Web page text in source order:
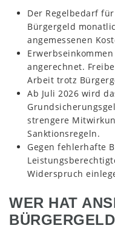
Der Regelbedarf
Bürgergeld
angemessenen
angerechnet.
Arbeit trotz
Ab Juli 2026 wird
strengere
Sanktionsregeln.
Gegen fehlerhafte
Widerspruch
WER HAT